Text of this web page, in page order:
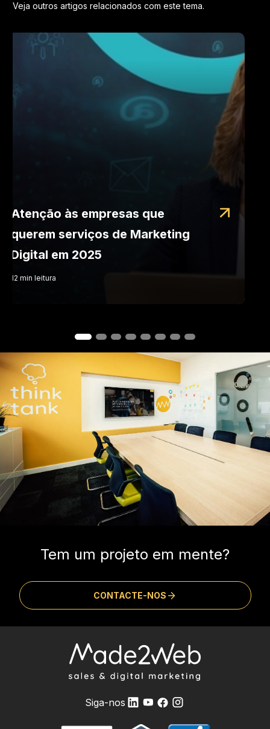
Veja outros artigos relacionados com este tema.
Atenção às empresas que
querem serviços de Marketing
Digital em 2025
12 min leitura
Siga-nos
Tem um projeto em mente?
CONTACTE-NOS